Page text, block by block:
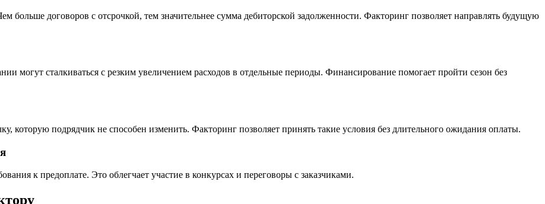
больше договоров с отсрочкой, тем значительнее сумма дебиторской задолженности. Факторинг позволяет направлять будущую
могут сталкиваться с резким увеличением расходов в отдельные периоды. Финансирование помогает пройти сезон без
которую подрядчик не способен изменить. Факторинг позволяет принять такие условия без длительного ожидания оплаты.
к предоплате. Это облегчает участие в конкурсах и переговоры с заказчиками.